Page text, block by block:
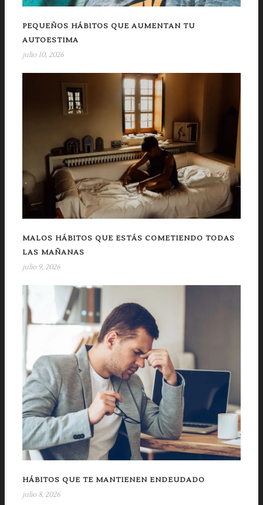
PEQUEÑOS HÁBITOS QUE AUMENTAN TU
AUTOESTIMA
julio 10, 2026
MALOS HÁBITOS QUE ESTÁS COMETIENDO TODAS
LAS MAÑANAS
julio 9, 2026
HÁBITOS QUE TE MANTIENEN ENDEUDADO
julio 8, 2026